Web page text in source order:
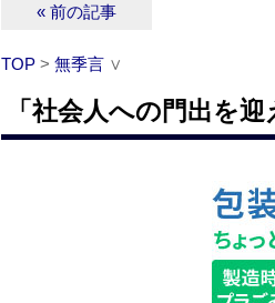
« 前の記事
TOP > 無季言 ∨
「社会人への門出を